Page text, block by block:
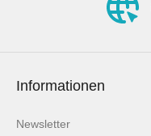
Informationen
Newsletter